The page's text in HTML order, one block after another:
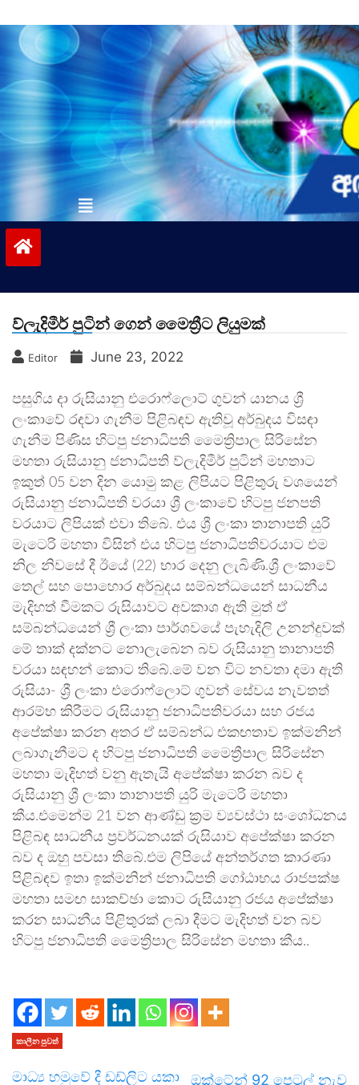
to
contentvinivida.lk
ව්ලැදිමීර් පුටින් ගෙන් මෛත්‍රීට ලියුමක්
Editor June 23, 2022
පසුගිය දා රුසියානු එරොෆ්ලොට් ගුවන් යානය ශ්‍රී
ලංකාවේ රඳවා ගැනීම පිළිබඳව ඇතිවූ අර්බුදය විසඳා
ගැනීම පිණිස හිටපු ජනාධිපති මෛත්‍රිපාල සිරිසේන
මහතා රුසියානු ජනාධිපති ව්ලැදිමීර් පුටින් මහතාට
ඉකුත් 05 වන දින යොමු කළ ලිපියට පිළිතුරු වශයෙන්
රුසියානු ජනාධිපති වරයා ශ්‍රී ලංකාවේ හිටපු ජනපති
වරයාට ලිපියක් එවා තිබේ. එය ශ්‍රී ලංකා තානාපති යුරි
මැටෙරි මහතා විසින් එය හිටපු ජනාධිපතිවරයාට එම
නිල නිවසේ දී ඊයේ (22) භාර දෙනු ලැබිණි.ශ්‍රී ලංකාවේ
තෙල් සහ පොහොර අර්බුදය සම්බන්ධයෙන් සාධනීය
මැදිහත් වීමකට රුසියාවට අවකාශ ඇති මුත් ඒ
සම්බන්ධයෙන් ශ්‍රී ලංකා පාර්ශවයේ පැහැදිලි උනන්දුවක්
මේ තාක් දක්නට නොලැබෙන බව රුසියානු තානාපති
වරයා සඳහන් කොට තිබේ.මේ වන විට නවතා දමා ඇති
රුසියා- ශ්‍රී ලංකා එරොෆ්ලොට් ගුවන් සේවය නැවතත්
ආරම්භ කිරීමට රුසියානු ජනාධිපතිවරයා සහ රජය
අපේක්ෂා කරන අතර ඒ සම්බන්ධ එකඟතාව ඉක්මනින්
ලබාගැනීමට ද හිටපු ජනාධිපති මෛත්‍රීපාල සිරිසේන
මහතා මැදිහත් වනු ඇතැයි අපේක්ෂා කරන බව ද
රුසියානු ශ්‍රී ලංකා තානාපති යුරි මැටෙරි මහතා
කීය.එමෙන්ම 21 වන ආණ්ඩු ක්‍රම ව්‍යවස්ථා සංශෝධනය
පිළිබඳ සාධනීය ප්‍රවර්ධනයක් රුසියාව අපේක්ෂා කරන
බව ද ඔහු පවසා තිබේ.එම ලිපියේ අන්තර්ගත කාරණා
පිළිබඳව ඉතා ඉක්මනින් ජනාධිපති ගෝඨාභය රාජපක්ෂ
මහතා සමඟ සාකච්ඡා කොට රුසියානු රජය අපේක්ෂා
කරන සාධනීය පිළිතුරක් ලබා දීමට මැදිහත් වන බව
හිටපු ජනාධිපති මෛත්‍රිපාල සිරිසේන මහතා කීය..
කාලීන පුවත්
මාධ්‍ය හමුවේ දී ඩඩ්ලිට යකා
ඔක්ටේන් 92 පෙට්‍රල් නැව